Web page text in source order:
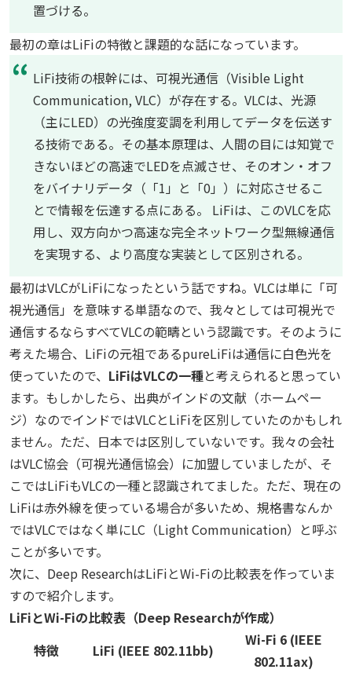
置づける。
最初の章はLiFiの特徴と課題的な話になっています。
LiFi技術の根幹には、可視光通信（Visible Light
Communication, VLC）が存在する。VLCは、光源
（主にLED）の光強度変調を利用してデータを伝送す
る技術である。その基本原理は、人間の目には知覚で
きないほどの高速でLEDを点滅させ、そのオン・オフ
をバイナリデータ（「1」と「0」）に対応させるこ
とで情報を伝達する点にある。 LiFiは、このVLCを応
用し、双方向かつ高速な完全ネットワーク型無線通信
を実現する、より高度な実装として区別される。
最初はVLCがLiFiになったという話ですね。VLCは単に「可
視光通信」を意味する単語なので、我々としては可視光で
通信するならすべてVLCの範疇という認識です。そのように
考えた場合、LiFiの元祖であるpureLiFiは通信に白色光を
使っていたので、 LiFiはVLCの一種と考えられると思ってい
ます。もしかしたら、出典がインドの文献（ホームペー
ジ）なのでインドではVLCとLiFiを区別していたのかもしれ
ません。ただ、日本では区別していないです。我々の会社
はVLC協会（可視光通信協会）に加盟していましたが、そ
こではLiFiもVLCの一種と認識されてました。ただ、現在の
LiFiは赤外線を使っている場合が多いため、規格書なんか
ではVLCではなく単にLC（Light Communication）と呼ぶ
ことが多いです。
次に、Deep ResearchはLiFiとWi-Fiの比較表を作っていま
すので紹介します。
LiFiとWi-Fiの比較表（Deep Researchが作成）
特徴
LiFi (IEEE 802.11bb)
Wi-Fi 6 (IEEE
802.11ax)